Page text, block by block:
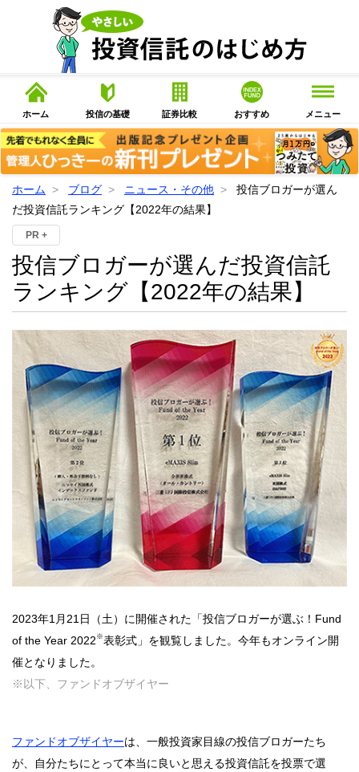
ホーム 投信の基礎 証券比較 おすすめ メニュー
ホーム ブログ ニュース・その他
投信ブロガーが選ん
だ投資信託ランキング【2022年の結果】
PR +
投信ブロガーが選んだ投資信託
ランキング【2022年の結果】
2023年1月21日（土）に開催された「投信ブロガーが選ぶ！Fund
of the Year 2022 ※表彰式」を観覧しました。今年もオンライン開
催となりました。
※以下、ファンドオブザイヤー
ファンドオブザイヤーは、一般投資家目線の投信ブロガーたち
が、自分たちにとって本当に良いと思える投資信託を投票で選